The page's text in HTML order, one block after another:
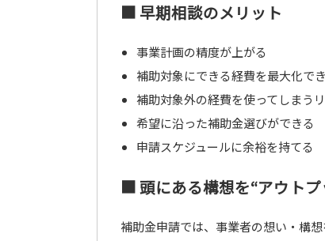
■ 早期相談のメリット
事業計画の精度が上がる
補助対象にできる経費を最大化で
補助対象外の経費を使ってしまう
希望に沿った補助金選びができる
申請スケジュールに余裕を持てる
■ 頭にある構想を“アウト
補助金申請では、事業者の想い・構想